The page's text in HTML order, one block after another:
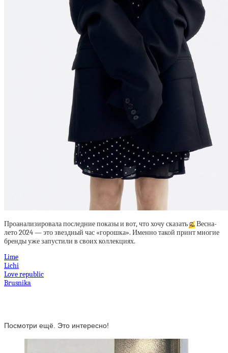
Проанализировала последние показы и вот, что хочу сказать☺️Весна-
лето 2024 — это звездный час «горошка». Именно такой принт многие
бренды уже запустили в своих коллекциях.
Lime
Lichi
Love republic
Brusnika
Посмотри ещё. Это интересно!